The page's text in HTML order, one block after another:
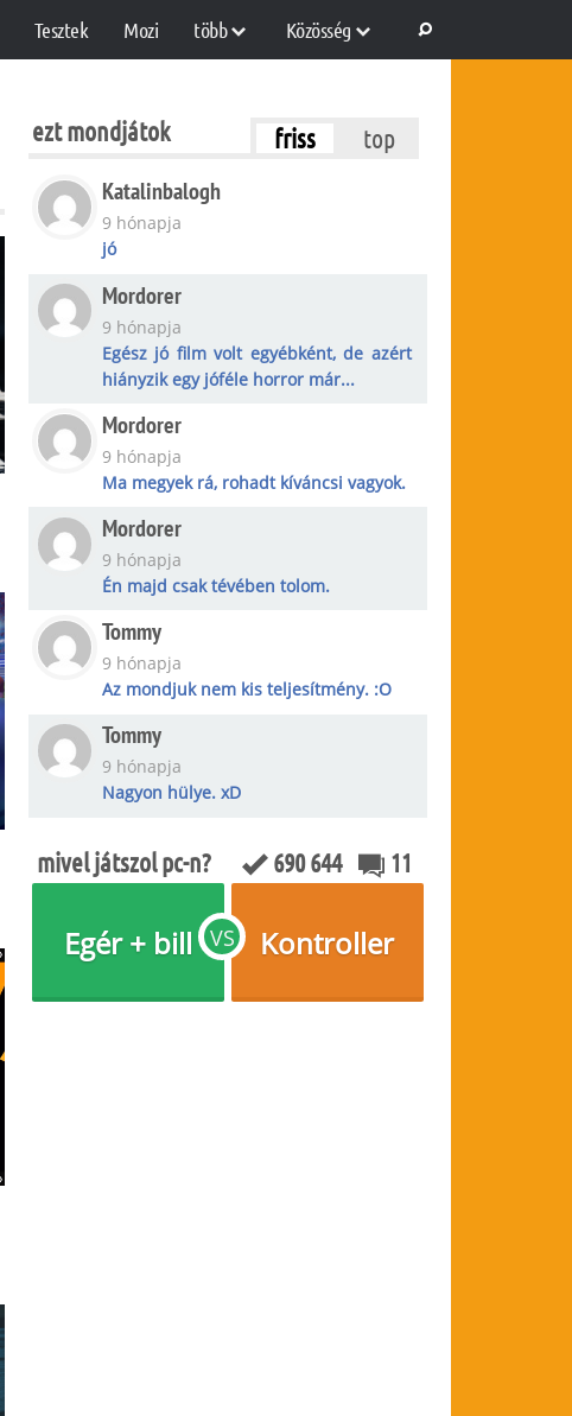
Tesztek Mozi több Közösség
ezt mondjátok friss
top
Katalinbalogh
9 hónapja
jó
Mordorer
9 hónapja
Egész jó film volt egyébként, de azért
hiányzik egy jóféle horror már...
Mordorer
9 hónapja
Ma megyek rá, rohadt kíváncsi vagyok.
Mordorer
9 hónapja
Én majd csak tévében tolom.
Tommy
9 hónapja
Az mondjuk nem kis teljesítmény. :O
Tommy
9 hónapja
Nagyon hülye. xD
mivel játszol pc-n? 690 644 11
VS
Egér + bill Kontroller